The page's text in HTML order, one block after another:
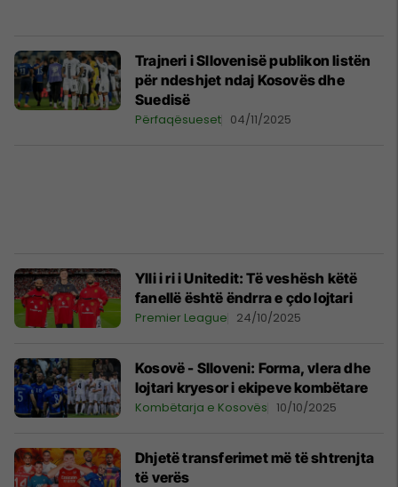
Trajneri i Sllovenisë publikon listën
për ndeshjet ndaj Kosovës dhe
Suedisë
Përfaqësueset 04/11/2025
Ylli i ri i Unitedit: Të veshësh këtë
fanellë është ëndrra e çdo lojtari
Premier League 24/10/2025
Kosovë - Slloveni: Forma, vlera dhe
lojtari kryesor i ekipeve kombëtare
Kombëtarja e Kosovës 10/10/2025
Dhjetë transferimet më të shtrenjta
të verës